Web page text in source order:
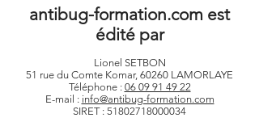
antibug-formation.com est
édité par
Lionel SETBON
51 rue du Comte Komar, 60260 LAMORLAYE
Téléphone : 06 09 91 49 22
E-mail : info@antibug-formation.com
SIRET : 51802718000034